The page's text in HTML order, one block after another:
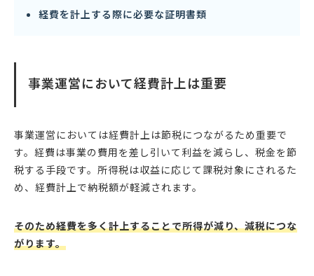
経費を計上する際に必要な証明書類
事業運営において経費計上は重要
事業運営においては経費計上は節税につながるため重要で
す。経費は事業の費用を差し引いて利益を減らし、税金を節
税する手段です。所得税は収益に応じて課税対象にされるた
め、経費計上で納税額が軽減されます。
そのため経費を多く計上することで所得が減り、減税につな
がります。